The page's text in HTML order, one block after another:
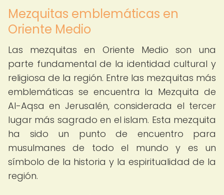
Mezquitas emblemáticas en
Oriente Medio
Las mezquitas en Oriente Medio son una
parte fundamental de la identidad cultural y
religiosa de la región. Entre las mezquitas más
emblemáticas se encuentra la Mezquita de
Al-Aqsa en Jerusalén, considerada el tercer
lugar más sagrado en el islam. Esta mezquita
ha sido un punto de encuentro para
musulmanes de todo el mundo y es un
símbolo de la historia y la espiritualidad de la
región.